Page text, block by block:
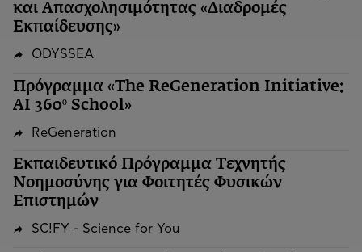
και Απασχολησιμότητας «Διαδρομές
Εκπαίδευσης»
ODYSSEA
Πρόγραμμα «The ReGeneration Initiative:
AI 360º School»
ReGeneration
Εκπαιδευτικό Πρόγραμμα Τεχνητής
Νοημοσύνης για Φοιτητές Φυσικών
Επιστημών
SC!FY - Science for You